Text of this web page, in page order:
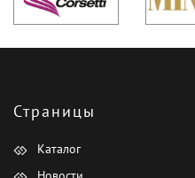
Страницы
Каталог